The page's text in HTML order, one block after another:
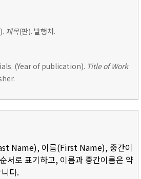
제목(판). 발행처.
(Year of publication). Title of Work
Name), 이름(First Name), 중간이
로 표기하고, 이름과 중간이름은 약
다.